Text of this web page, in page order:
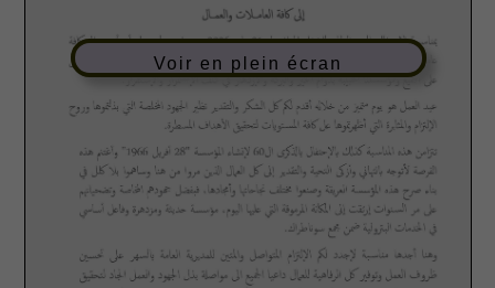
Voir en plein écran